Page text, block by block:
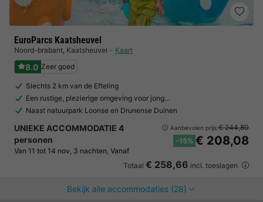
EuroParcs Kaatsheuvel
Noord-brabant, Kaatsheuvel Kaart
8.0 Zeer goed
Slechts 2 km van de Efteling
Een rustige, plezierige omgeving voor jong…
Naast natuurpark Loonse en Drunense Duinen
UNIEKE ACCOMMODATIE 4
personen
Van 11 tot 14 nov, 3 nachten, Vanaf
Aanbevolen prijs:€ 244,80
-15% € 208,08
Totaal € 258,66 incl. toeslagen
Bekijk alle accommodaties (28)